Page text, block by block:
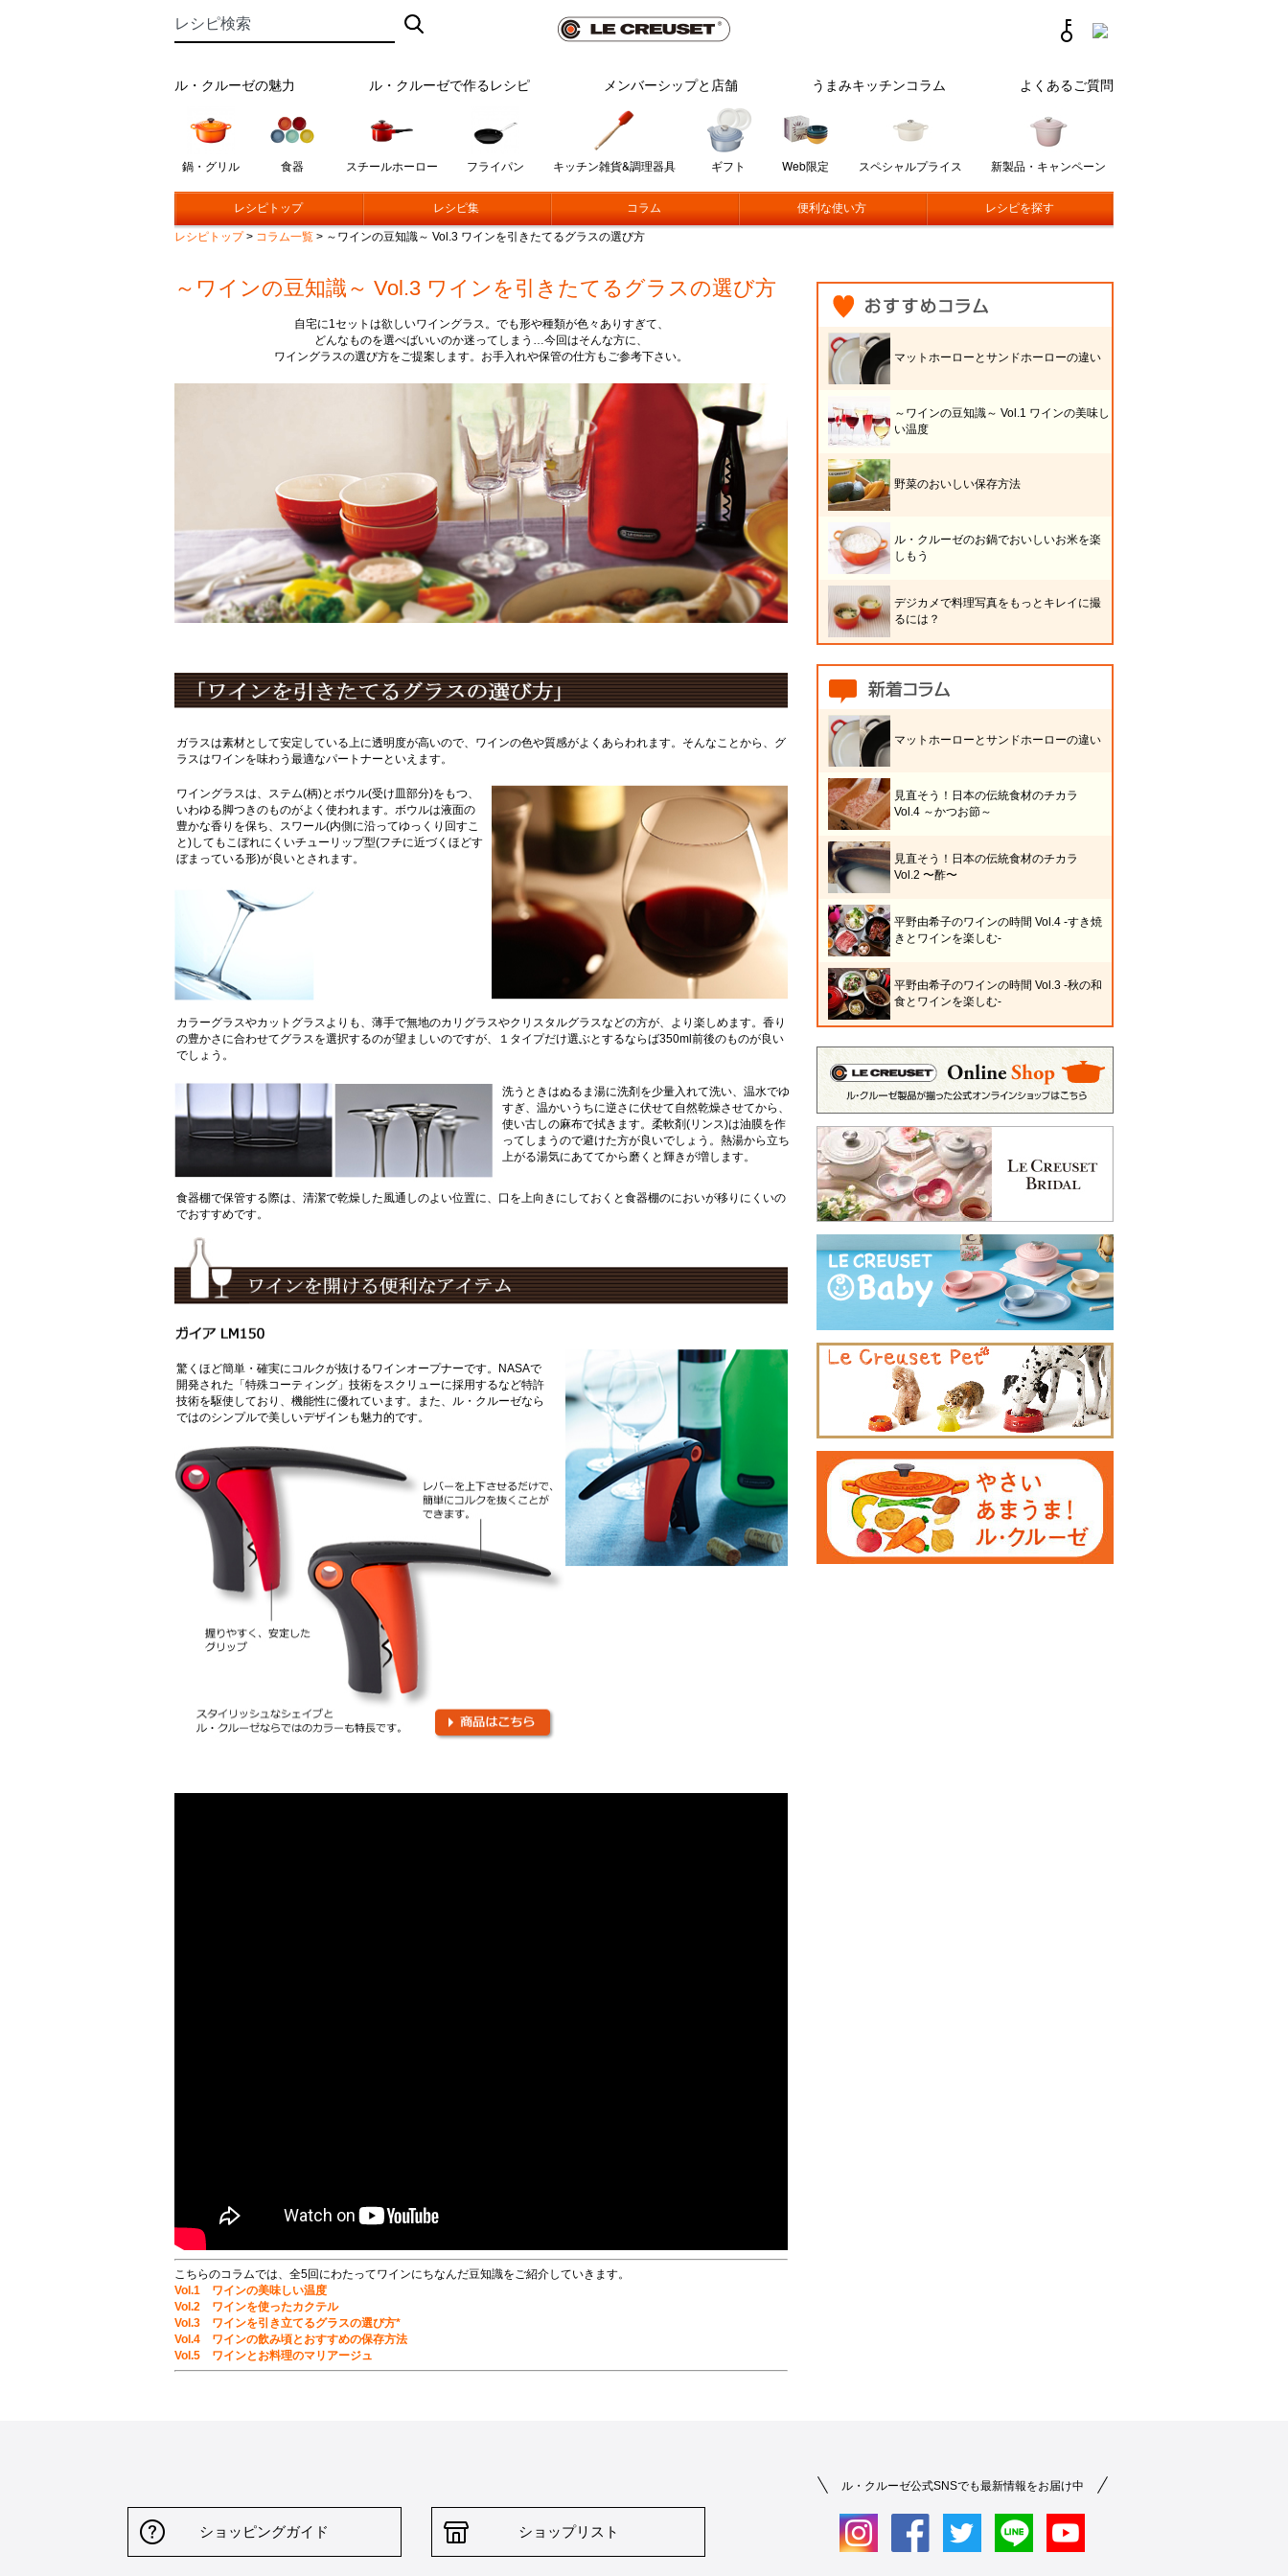
ル・クルーゼの魅力 ル・クルーゼで作るレシピ メンバーシップと店舗 うまみキッチンコラム よくあるご質問
鍋・グリル 食器 スチールホーロー フライパン キッチン雑貨&調理器具 ギフト Web限定 スペシャルプライス 新製品・キャンペーン
レシピトップ レシピ集 コラム 便利な使い方 レシピを探す
レシピトップ > コラム一覧 > ～ワインの豆知識～ Vol.3 ワインを引きたてるグラスの選び方
～ワインの豆知識～ Vol.3 ワインを引きたてるグラスの選び方
自宅に1セットは欲しいワイングラス。でも形や種類が色々ありすぎて、
どんなものを選べばいいのか迷ってしまう…今回はそんな方に、
ワイングラスの選び方をご提案します。お手入れや保管の仕方もご参考下さい。
ガラスは素材として安定している上に透明度が高いので、ワインの色や質感がよくあらわれます。そんなことから、グ
ラスはワインを味わう最適なパートナーといえます。
ワイングラスは、ステム(柄)とボウル(受け皿部分)をもつ、
いわゆる脚つきのものがよく使われます。ボウルは液面の
豊かな香りを保ち、スワール(内側に沿ってゆっくり回すこ
と)してもこぼれにくいチューリップ型(フチに近づくほどす
ぼまっている形)が良いとされます。
カラーグラスやカットグラスよりも、薄手で無地のカリグラスやクリスタルグラスなどの方が、より楽しめます。香り
の豊かさに合わせてグラスを選択するのが望ましいのですが、１タイプだけ選ぶとするならば350ml前後のものが良い
でしょう。
洗うときはぬるま湯に洗剤を少量入れて洗い、温水でゆ
すぎ、温かいうちに逆さに伏せて自然乾燥させてから、
使い古しの麻布で拭きます。柔軟剤(リンス)は油膜を作
ってしまうので避けた方が良いでしょう。熱湯から立ち
上がる湯気にあててから磨くと輝きが増します。
食器棚で保管する際は、清潔で乾燥した風通しのよい位置に、口を上向きにしておくと食器棚のにおいが移りにくいの
でおすすめです。
驚くほど簡単・確実にコルクが抜けるワインオープナーです。NASAで
開発された「特殊コーティング」技術をスクリューに採用するなど特許
技術を駆使しており、機能性に優れています。また、ル・クルーゼなら
ではのシンプルで美しいデザインも魅力的です。
こちらのコラムでは、全5回にわたってワインにちなんだ豆知識をご紹介していきます。
Vol.1 ワインの美味しい温度
Vol.2 ワインを使ったカクテル
Vol.3 ワインを引き立てるグラスの選び方*
Vol.4 ワインの飲み頃とおすすめの保存方法
Vol.5 ワインとお料理のマリアージュ
マットホーローとサンドホーローの違い
～ワインの豆知識～ Vol.1 ワインの美味し
い温度
野菜のおいしい保存方法
ル・クルーゼのお鍋でおいしいお米を楽
しもう
デジカメで料理写真をもっとキレイに撮
るには？
マットホーローとサンドホーローの違い
見直そう！日本の伝統食材のチカラ
Vol.4 ～かつお節～
見直そう！日本の伝統食材のチカラ
Vol.2 〜酢〜
平野由希子のワインの時間 Vol.4 -すき焼
きとワインを楽しむ-
平野由希子のワインの時間 Vol.3 -秋の和
食とワインを楽しむ-
ショッピングガイド ショップリスト
ル・クルーゼ公式SNSでも最新情報をお届け中